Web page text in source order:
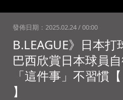
發佈日期： 2025.02.24 / 00:00
B.LEAGUE》日本
巴西欣賞日本球員
「這件事」不習慣
】